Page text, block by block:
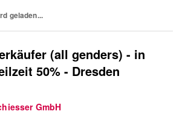
geladen...
(all genders) - in
50% - Dresden
GmbH